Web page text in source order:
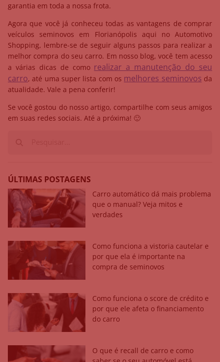
garantia em toda a nossa frota.
Agora que você já conheceu todas as vantagens de comprar
veículos seminovos em Florianópolis aqui no Automotivo
Shopping, lembre-se de seguir alguns passos para realizar a
melhor compra do seu carro. Em nosso blog, você tem acesso
a várias dicas de como realizar a manutenção do seu
carro, até uma super lista com os melhores seminovos da
atualidade. Vale a pena conferir!
Se você gostou do nosso artigo, compartilhe com seus amigos
em suas redes sociais. Até a próxima! 🙂
ÚLTIMAS POSTAGENS
Carro automático dá mais problema
que o manual? Veja mitos e
verdades
Como funciona a vistoria cautelar e
por que ela é importante na
compra de seminovos
Como funciona o score de crédito e
por que ele afeta o financiamento
do carro
O que é recall de carro e como